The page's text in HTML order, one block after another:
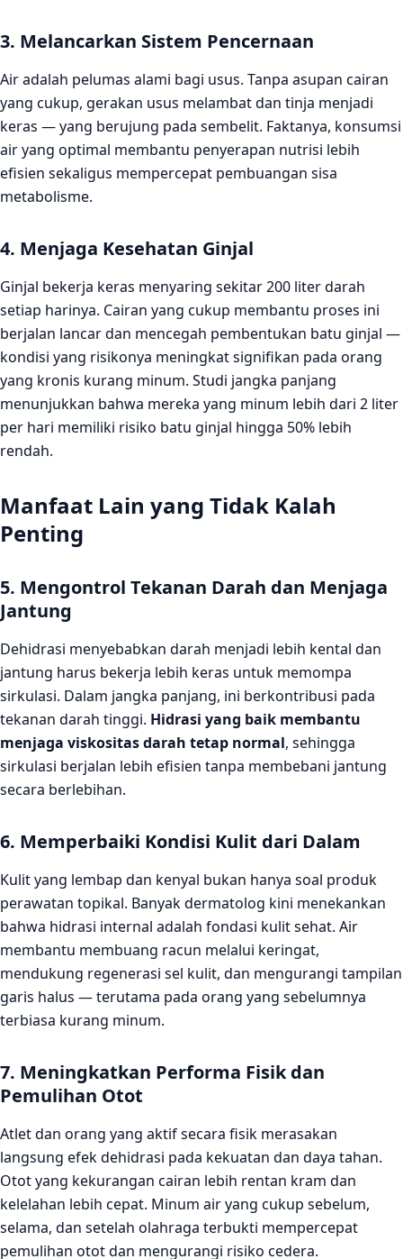
3. Melancarkan Sistem Pencernaan
Air adalah pelumas alami bagi usus. Tanpa asupan cairan
yang cukup, gerakan usus melambat dan tinja menjadi
keras — yang berujung pada sembelit. Faktanya, konsumsi
air yang optimal membantu penyerapan nutrisi lebih
efisien sekaligus mempercepat pembuangan sisa
metabolisme.
4. Menjaga Kesehatan Ginjal
Ginjal bekerja keras menyaring sekitar 200 liter darah
setiap harinya. Cairan yang cukup membantu proses ini
berjalan lancar dan mencegah pembentukan batu ginjal —
kondisi yang risikonya meningkat signifikan pada orang
yang kronis kurang minum. Studi jangka panjang
menunjukkan bahwa mereka yang minum lebih dari 2 liter
per hari memiliki risiko batu ginjal hingga 50% lebih
rendah.
Manfaat Lain yang Tidak Kalah
Penting
5. Mengontrol Tekanan Darah dan Menjaga
Jantung
Dehidrasi menyebabkan darah menjadi lebih kental dan
jantung harus bekerja lebih keras untuk memompa
sirkulasi. Dalam jangka panjang, ini berkontribusi pada
tekanan darah tinggi. Hidrasi yang baik membantu
menjaga viskositas darah tetap normal, sehingga
sirkulasi berjalan lebih efisien tanpa membebani jantung
secara berlebihan.
6. Memperbaiki Kondisi Kulit dari Dalam
Kulit yang lembap dan kenyal bukan hanya soal produk
perawatan topikal. Banyak dermatolog kini menekankan
bahwa hidrasi internal adalah fondasi kulit sehat. Air
membantu membuang racun melalui keringat,
mendukung regenerasi sel kulit, dan mengurangi tampilan
garis halus — terutama pada orang yang sebelumnya
terbiasa kurang minum.
7. Meningkatkan Performa Fisik dan
Pemulihan Otot
Atlet dan orang yang aktif secara fisik merasakan
langsung efek dehidrasi pada kekuatan dan daya tahan.
Otot yang kekurangan cairan lebih rentan kram dan
kelelahan lebih cepat. Minum air yang cukup sebelum,
selama, dan setelah olahraga terbukti mempercepat
pemulihan otot dan mengurangi risiko cedera.